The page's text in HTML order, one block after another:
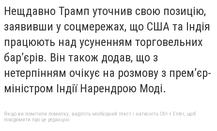
Нещдавно Трамп уточнив свою позицію,
заявивши у соцмережах, що США та Індія
працюють над усуненням торговельних
бар’єрів. Він також додав, що з
нетерпінням очікує на розмову з прем’єр-
міністром Індії Нарендрою Моді.
Якщо ви помітили помилку, виділіть необхідний текст і натисніть Ctrl + Enter, щоб
повідомити про це редакцію